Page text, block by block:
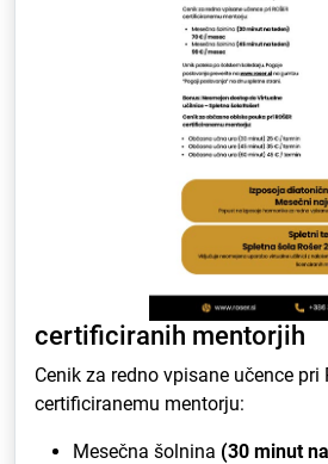
certificiranih mentorjih
Cenik za redno vpisane učence pri
certificiranemu mentorju:
Mesečna šolnina (30 minut